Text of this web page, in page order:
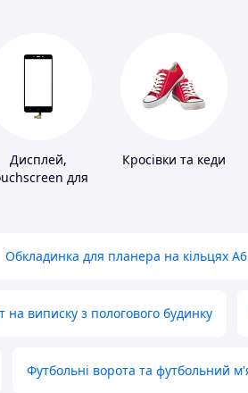
Дисплей,
для
Кросівки та кеди
Обкладинка для планера на кільцях А6
виписку з пологового будинку
Футбольні ворота та футбольний